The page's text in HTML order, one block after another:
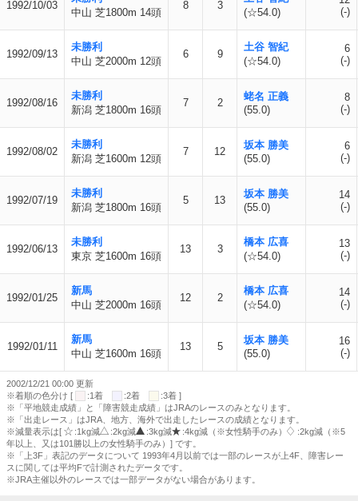
1992/10/03
中山 芝1800m 14頭
8 3
(☆54.0)
(-)
1992/09/13
未勝利
中山 芝2000m 12頭
6 9
土谷 智紀
(☆54.0)
6
(-)
1992/08/16
未勝利
新潟 芝1800m 16頭
7 2
蛯名 正義
(55.0)
8
(-)
1992/08/02
未勝利
新潟 芝1600m 12頭
7 12
坂本 勝美
(55.0)
6
(-)
1992/07/19
未勝利
新潟 芝1800m 16頭
5 13
坂本 勝美
(55.0)
14
(-)
1992/06/13
未勝利
東京 芝1600m 16頭
13 3
橋本 広喜
(☆54.0)
13
(-)
1992/01/25
新馬
中山 芝2000m 16頭
12 2
橋本 広喜
(☆54.0)
14
(-)
1992/01/11
新馬
中山 芝1600m 16頭
13 5
坂本 勝美
(55.0)
16
(-)
2002/12/21 00:00 更新
※着順の色分け [
:1着 :2着
:3着 ]
※「平地競走成績」と「障害競走成績」はJRAのレースのみとなります。
※「出走レース」はJRA、地方、海外で出走したレースの成績となります。
※減量表示は[
:1kg減 :2kg減 :3kg減 :4kg減（※女性騎手のみ）
:2kg減（※5
年以上、又は101勝以上の女性騎手のみ）] です。
※「上3F」表記のデータについて 1993年4月以前では一部のレースが上4F、障害レー
スに関しては平均Fで計測されたデータです。
※JRA主催以外のレースでは一部データがない場合があります。